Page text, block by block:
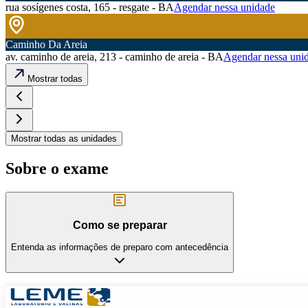
rua sosígenes costa, 165 - resgate - BAAgendar nessa unidade
Caminho Da Areia
av. caminho de areia, 213 - caminho de areia - BAAgendar nessa
Mostrar todas
Mostrar todas as unidades
Sobre o exame
Como se preparar
Entenda as informações de preparo com antecedência